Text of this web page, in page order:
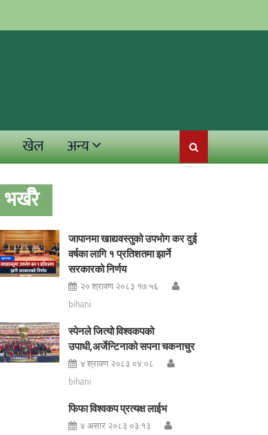
खेल अन्य
भर्खरै
जापानमा खाद्यवस्तुको उपभोग कर दुई
वर्षका लागि १ प्रतिशतमा झार्ने
सरकारको निर्णय
२० श्रावण २०८३ १७:५६
bihani
स्पेनले जित्यो विश्वकपको
उपाधी,अर्जेन्टिनाको सपना चकनाचुर
४ श्रावण २०८३ ०४:०८
bihani
फिफा विश्वकप प्रत्यक्ष लाईभ
४ असार २०८३ ०३:१३